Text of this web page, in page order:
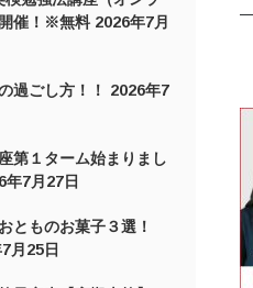
催！※無料 2026年7月
過ごし方！！
2026年7
第１ターム始まりまし
年7月27日
とものお菓子３選！
月25日